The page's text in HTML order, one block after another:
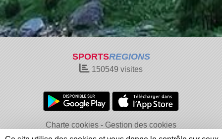
SPORTSREGIONS
150549 visites
Charte cookies
Gestion des cookies
Informations légales
Signaler un contenu inapproprié